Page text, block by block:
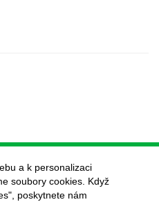
a k personalizaci
soubory cookies. Když
poskytnete nám